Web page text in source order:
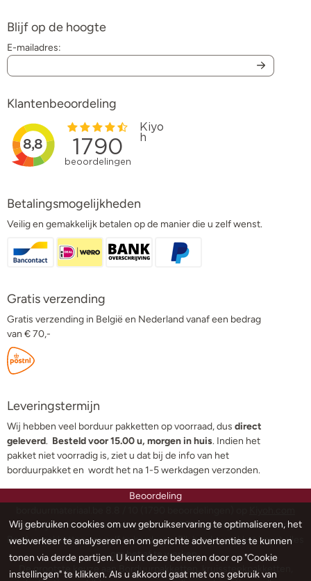
Blijf op de hoogte
E-mailadres:
Klantenbeoordeling
Betalingsmogelijkheden
Veilig en gemakkelijk betalen op de manier die u zelf wenst.
Gratis verzending
Gratis verzending in België en Nederland vanaf een bedrag
van € 70,-
Leveringstermijn
Wij hebben veel borduur pakketten op voorraad, dus direct
geleverd. Besteld voor 15.00 u, morgen in huis. Indien het
pakket niet voorradig is, ziet u dat bij de info van het
borduurpakket en wordt het na 1-5 werkdagen verzonden.
Beoordeling
Alle prijzen in deze webshop zijn incl. BTW en uitgedrukt in euro.
Borduurpakketten om zelf te borduren. Elk borduurpakket bevat alles
om het af te werken.
De grootste keuze aan Borduurpakketten, kruissteekpakketten,
Wij gebruiken cookies om uw gebruikservaring te optimaliseren, het
webverkeer te analyseren en om gerichte advertenties te kunnen
tonen via derde partijen. U kunt deze beheren door op "Cookie
instellingen" te klikken. Als u akkoord gaat met ons gebruik van